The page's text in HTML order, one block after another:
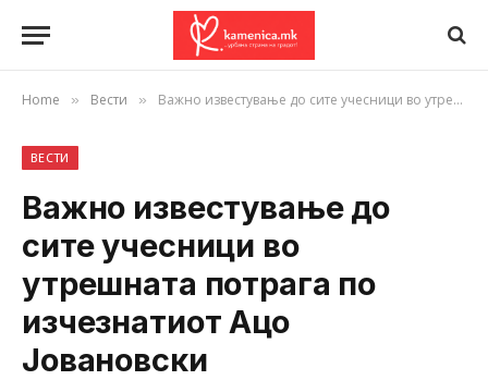
Home » Вести » Важно известување до сите учесници во утрешната потрага по изчезнатиот Ацо Јовановски
ВЕСТИ
Важно известување до
сите учесници во
утрешната потрага по
изчезнатиот Ацо
Јовановски